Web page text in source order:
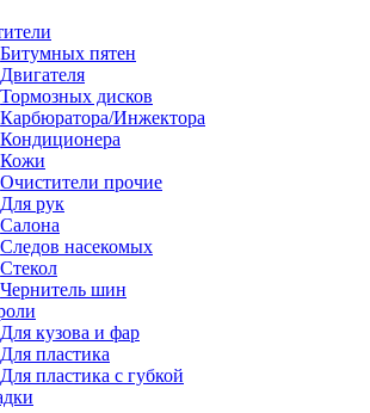
Битумных пятен
Двигателя
Тормозных дисков
Карбюратора/Инжектора
Кондиционера
Кожи
Очистители прочие
Для рук
Салона
Следов насекомых
Стекол
Чернитель шин
Для кузова и фар
Для пластика
Для пластика с губкой